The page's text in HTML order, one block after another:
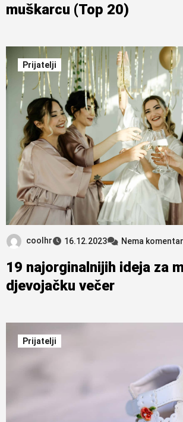
muškarcu (Top 20)
Prijatelji
coolhr 16.12.2023 Nema
19 najorginalnijih ideja za
djevojačku večer
Prijatelji